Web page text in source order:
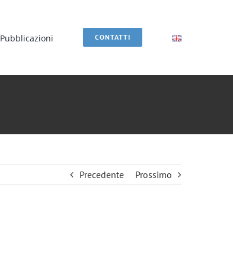
Pubblicazioni CONTATTI
Precedente Prossimo